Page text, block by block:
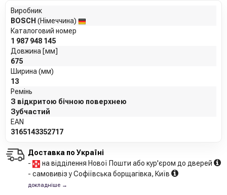
Виробник
BOSCH (Німеччина)
Каталоговий номер
1 987 948 145
Довжина [мм]
675
Ширина (мм)
13
Ремінь
З відкритою бічною поверхнею
Зубчастий
EAN
3165143352717
Доставка по Україні
-
на відділення Нової Пошти або кур'єром до дверей
- самовивіз у Софіївська борщагівка, Київ
докладніше →